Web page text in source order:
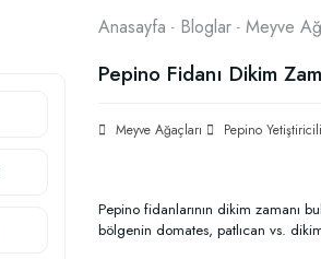
Anasayfa Bloglar Meyve
Pepino Fidanı Dikim
Meyve Ağaçları Pepino
Pepino fidanlarının dikim zamanı
bölgenin domates, patlıcan vs.